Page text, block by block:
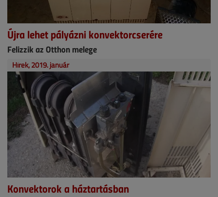
Újra lehet pályázni konvektorcserére
Felizzik az Otthon melege
Hírek, 2019. január
Konvektorok a háztartásban